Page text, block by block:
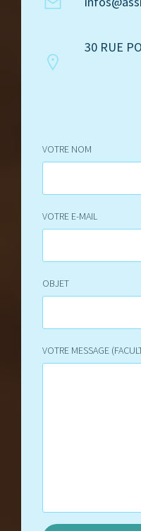
30 RUE
VOTRE NOM
VOTRE E-MAIL
OBJET
VOTRE MESSAGE